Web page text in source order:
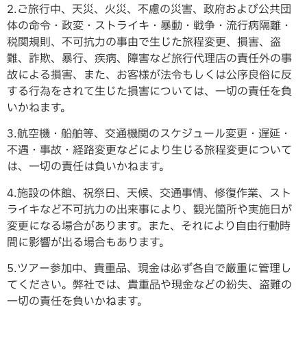
2.ご旅行中、天災、火災、不慮の災害、政府および公共団
体の命令・政変・ストライキ・暴動・戦争・流行病隔離・
税関規則、不可抗力の事由で生じた旅程変更、損害、盗
難、詐欺、暴行、疾病、障害など旅行代理店の責任外の事
故による損害、また、お客様が法令もしくは公序良俗に反
する行為をされて生じた損害については、一切の責任を負
いかねます。
3.航空機・船舶等、交通機関のスケジュール変更・遅延・
不遇・事故・経路変更などにより生じる旅程変更について
は、一切の責任は負いかねます。
4.施設の休館、祝祭日、天候、交通事情、修復作業、スト
ライキなど不可抗力の出来事により、観光箇所や実施日が
変更になる場合があります。また、それにより自由行動時
間に影響が出る場合もあります。
5.ツアー参加中、貴重品、現金は必ず各自で厳重に管理し
てください。弊社では、貴重品や現金などの紛失、盗難の
一切の責任を負いかねます。